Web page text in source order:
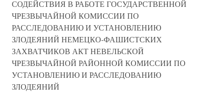
СОДЕЙСТВИЯ В РАБОТЕ ГОСУДАРСТВЕННОЙ
ЧРЕЗВЫЧАЙНОЙ КОМИССИИ ПО
РАССЛЕДОВАНИЮ И УСТАНОВЛЕНИЮ
ЗЛОДЕЯНИЙ НЕМЕЦКО-ФАШИСТСКИХ
ЗАХВАТЧИКОВ АКТ НЕВЕЛЬСКОЙ
ЧРЕЗВЫЧАЙНОЙ РАЙОННОЙ КОМИССИИ ПО
УСТАНОВЛЕНИЮ И РАССЛЕДОВАНИЮ
ЗЛОДЕЯНИЙ